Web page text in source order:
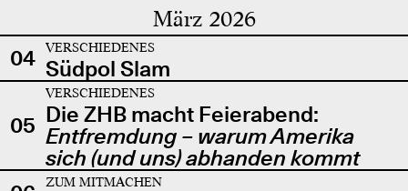
März 2026
04 VERSCHIEDENES
Südpol Slam
05
VERSCHIEDENES
Die ZHB macht Feierabend:
Entfremdung – warum Amerika
sich (und uns) abhanden kommt
ZUM MITMACHEN